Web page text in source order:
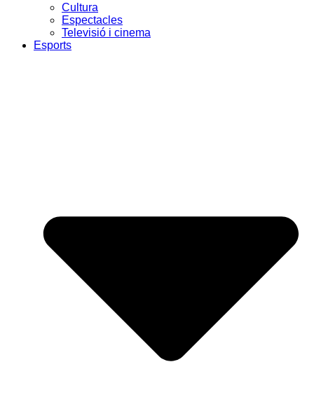
Cultura
Espectacles
Televisió i cinema
Esports